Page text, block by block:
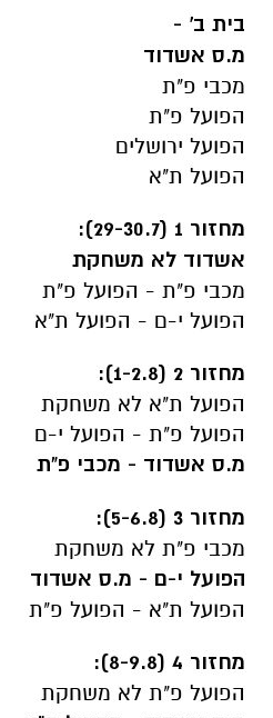
בית ב' -
מ.ס אשדוד
מכבי פ"ת
הפועל פ"ת
הפועל ירושלים
הפועל ת"א
מחזור 1 (29-30.7):
אשדוד לא משחקת
מכבי פ"ת - הפועל פ"ת
הפועל י-ם - הפועל ת"א
מחזור 2 (1-2.8):
הפועל ת"א לא משחקת
הפועל פ"ת - הפועל י-ם
מ.ס אשדוד - מכבי פ"ת
מחזור 3 (5-6.8):
מכבי פ"ת לא משחקת
הפועל י-ם - מ.ס אשדוד
הפועל ת"א - הפועל פ"ת
מחזור 4 (8-9.8):
הפועל פ"ת לא משחקת